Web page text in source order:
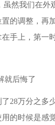
然我们在外
的调整，再
手上，第一
28万分之多
的时候是感